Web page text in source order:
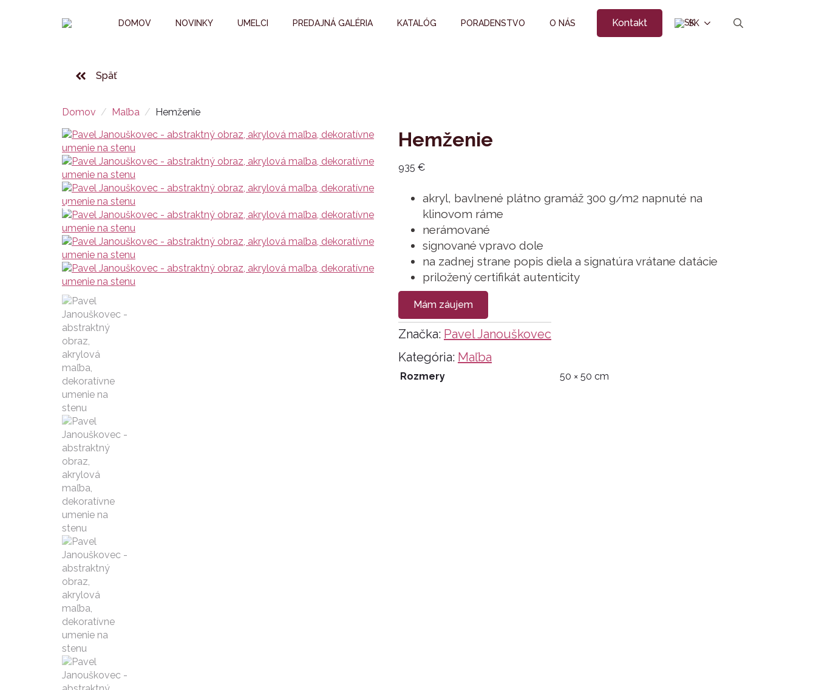
DOMOV NOVINKY UMELCI PREDAJNÁ GALÉRIA KATALÓG PORADENSTVO O NÁS Kontakt SK
Späť
Domov Maľba Hemženie
Hemženie
935 €
akryl, bavlnené plátno gramáž 300 g/m2 napnuté na
klinovom ráme
nerámované
signované vpravo dole
na zadnej strane popis diela a signatúra vrátane datácie
priložený certifikát autenticity
Mám záujem
Kategória: Maľba
Značka: Pavel Janouškovec
Rozmery 50 × 50 cm